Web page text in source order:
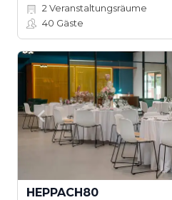
2 Veranstaltungsräume
40 Gäste
HEPPACH80